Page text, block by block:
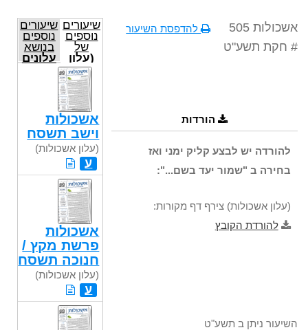
להדפסת השיעור
אשכולות 505
# חקת תשע"ט
הורדות
להורדה יש לבצע קליק ימני ואז
בחירה ב "שמור יעד בשם...":
(עלון אשכולות) צירף דף מקורות:
להורדת הקובץ
השיעור ניתן ב תשע"ט
שיעורים
נוספים
של
(עלון
אשכולות)
שיעורים
נוספים
בנושא
עלונים
אשכולות
וישב תשסח
(עלון אשכולות)
ע
אשכולות
פרשת מקץ /
חנוכה תשסח
(עלון אשכולות)
ע